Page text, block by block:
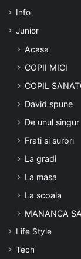
Info
Junior
Acasa
COPII MICI
COPIL
David spune
De unul singur
Frati si surori
La gradi
La masa
La scoala
MANANCA
Life Style
Tech